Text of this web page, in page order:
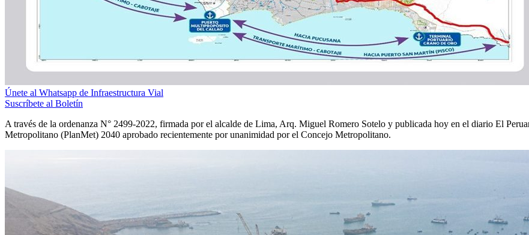
Únete al Whatsapp de Infraestructura Vial
Suscríbete al Boletín
A través de la ordenanza N° 2499-2022, firmada por el alcalde de Lima, Arq. Miguel Romero Sotelo y publicada hoy en el diario El
Metropolitano (PlanMet) 2040 aprobado recientemente por unanimidad por el Concejo Metropolitano.